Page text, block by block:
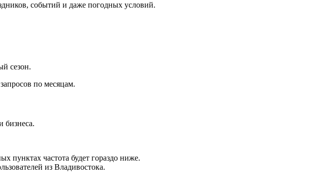
событий и даже погодных условий.
сезон.
по месяцам.
бизнеса.
пунктах частота будет гораздо ниже.
из Владивостока.